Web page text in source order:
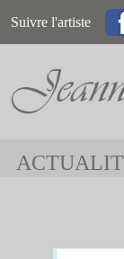
Suivre l'artiste